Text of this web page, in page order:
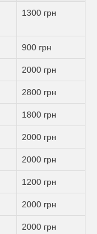
1300 грн
900 грн
2000 грн
2800 грн
1800 грн
2000 грн
2000 грн
1200 грн
2000 грн
2000 грн